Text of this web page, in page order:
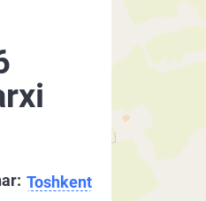
Toshkent